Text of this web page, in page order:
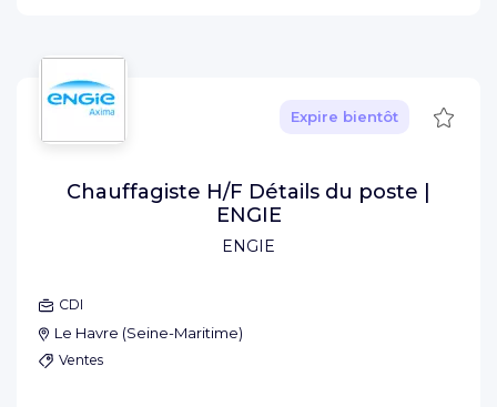
ENGIE
Expire bientôt
Chauffagiste H/F Détails du poste |
ENGIE
CDI
Le Havre (Seine-Maritime)
Ventes